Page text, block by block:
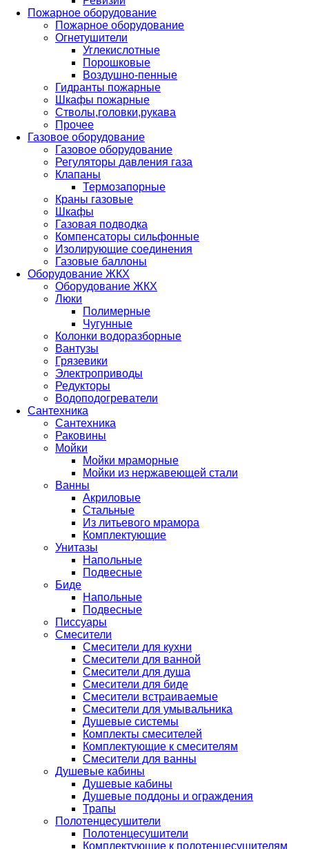
Пожарное оборудование
Пожарное оборудование
Огнетушители
Углекислотные
Порошковые
Воздушно-пенные
Гидранты пожарные
Шкафы пожарные
Стволы,головки,рукава
Прочее
Газовое оборудование
Газовое оборудование
Регуляторы давления газа
Клапаны
Термозапорные
Краны газовые
Шкафы
Газовая подводка
Компенсаторы сильфонные
Изолирующие соединения
Газовые баллоны
Оборудование ЖКХ
Оборудование ЖКХ
Люки
Полимерные
Чугунные
Колонки водоразборные
Вантузы
Грязевики
Электроприводы
Редукторы
Водоподогреватели
Сантехника
Сантехника
Раковины
Мойки
Мойки мраморные
Мойки из нержавеющей стали
Ванны
Акриловые
Стальные
Из литьевого мрамора
Комплектующие
Унитазы
Напольные
Подвесные
Биде
Напольные
Подвесные
Писсуары
Смесители
Смесители для кухни
Смесители для ванной
Смесители для душа
Смесители для биде
Смесители встраиваемые
Смесители для умывальника
Душевые системы
Комплекты смесителей
Комплектующие к смесителям
Смесители для ванны
Душевые кабины
Душевые кабины
Душевые поддоны и ограждения
Трапы
Полотенцесушители
Полотенцесушители
Комплектующие к полотенцесушителям